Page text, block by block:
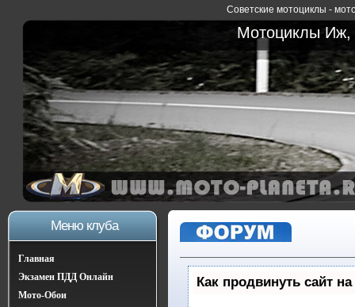
Советские мотоциклы -
Мотоциклы Иж,
Меню клуба
Главная
Экзамен ПДД Онлайн
Мото-Обои
Как продвинуть сайт